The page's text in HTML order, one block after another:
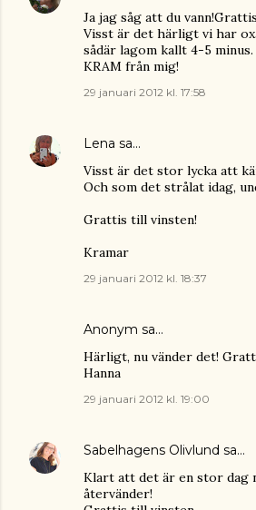
Ja jag såg att du
Visst är det härligt vi har
sådär lagom kallt 4-5 minus.
KRAM från mig!
29 januari 2012 kl. 17:58
Lena sa…
Visst är det stor lycka att
Och som det strålat idag,
Grattis till vinsten!
Kramar
29 januari 2012 kl. 18:37
Anonym sa…
Härligt, nu vänder det!
Hanna
29 januari 2012 kl. 19:00
Sabelhagens Olivlund sa…
Klart att det är en stor dag
återvänder!